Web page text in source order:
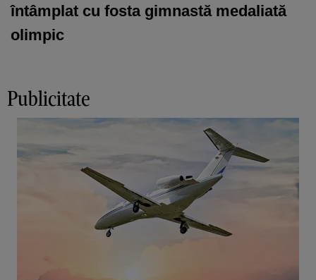
întâmplat cu fosta gimnastă medaliată
olimpic
Publicitate